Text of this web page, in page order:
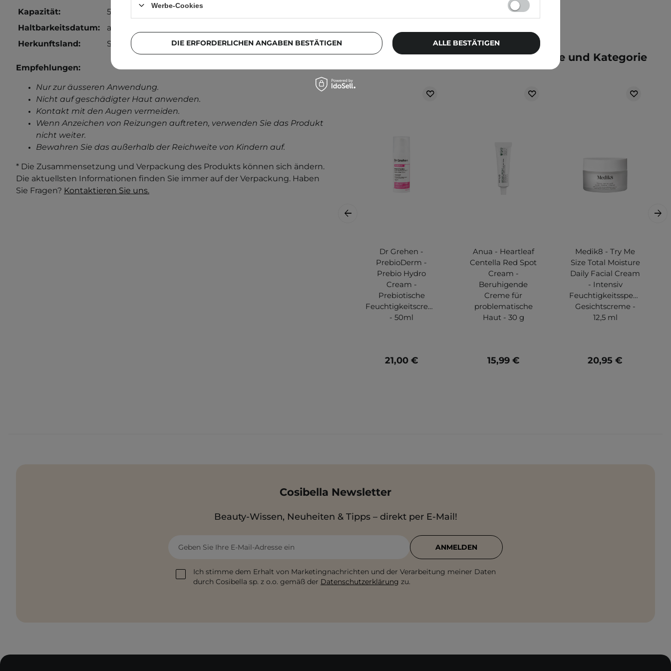
Kapazität:
50 ml
Haltbarkeitsdatum:
auf der Verpackung
Herkunftsland:
Südkorea
Empfehlungen:
Nur zur äusseren Anwendung.
Nicht auf geschädigter Haut anwenden.
Kontakt mit den Augen vermeiden.
Wenn Anzeichen von Reizungen auftreten, verwenden Sie das Produkt
nicht weiter.
Bewahren Sie das außerhalb der Reichweite von Kindern auf.
* Die Zusammensetzung und Verpackung des Produkts können sich ändern.
Die aktuellsten Informationen finden Sie immer auf der Verpackung. Haben
Sie Fragen? Kontaktieren Sie uns.
Weitere Produkte der gleichen Marke und Kategorie
Dr Grehen -
PrebioDerm -
Prebio Hydro
Cream -
Prebiotische
Feuchtigkeitscreme
- 50ml
21,00 €
Anua - Heartleaf
Centella Red Spot
Cream -
Beruhigende
Creme für
problematische
Haut - 30 g
15,99 €
Medik8 - Try Me
Size Total Moisture
Daily Facial Cream
- Intensiv
Feuchtigkeitsspendende
Gesichtscreme -
12,5 ml
20,95 €
Cosibella Newsletter
Beauty-Wissen, Neuheiten & Tipps – direkt per E-Mail!
Geben Sie Ihre E-Mail-Adresse ein
Ich stimme dem Erhalt von Marketingnachrichten und der Verarbeitung meiner Daten
durch Cosibella sp. z o.o. gemäß der Datenschutzerklärung zu.
ANMELDEN
Werbe-Cookies
DIE ERFORDERLICHEN ANGABEN BESTÄTIGEN ALLE BESTÄTIGEN